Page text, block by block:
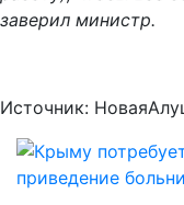
заверил министр.
Источник: